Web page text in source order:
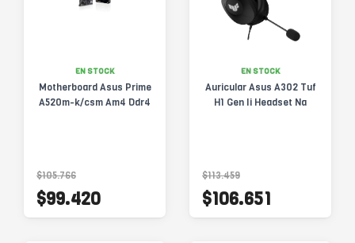
EN STOCK
Motherboard Asus Prime
A520m-k/csm Am4 Ddr4
$105.766
$99.420
EN STOCK
Auricular Asus A302 Tuf
H1 Gen Ii Headset Na
$113.459
$106.651